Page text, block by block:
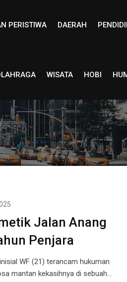
PERISTIWA DAERAH
WISATA HOBI
Jalan Anang
Penjara
WF (21) terancam hukuman
mantan kekasihnya di sebuah…